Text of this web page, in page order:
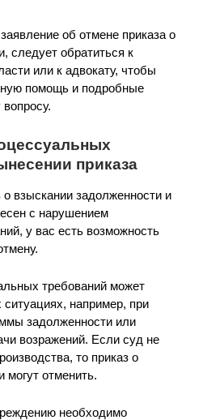
об отмене приказа о
следует обратиться к
или к адвокату, чтобы
помощь и подробные
приказа
взыскании задолженности и
с нарушением
у вас есть возможность
требований может
например, при
задолженности или
возражений. Если суд не
то приказ о
могут отменить.
необходимо